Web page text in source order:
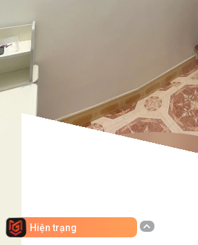
Hiện trạng